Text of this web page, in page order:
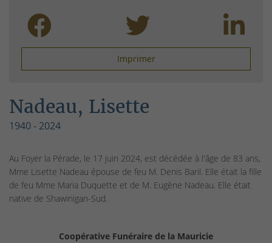
Imprimer
Nadeau, Lisette
1940 - 2024
Au Foyer la Pérade, le 17 juin 2024, est décédée à l'âge de 83 ans,
Mme Lisette Nadeau épouse de feu M. Denis Baril. Elle était la fille
de feu Mme Maria Duquette et de M. Eugène Nadeau. Elle était
native de Shawinigan-Sud.
Coopérative Funéraire de la Mauricie